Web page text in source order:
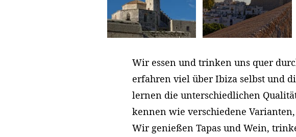
Wir essen und trinken uns quer
erfahren viel über Ibiza selbst und
lernen die unterschiedlichen
kennen wie verschiedene
Wir genießen Tapas und Wein,